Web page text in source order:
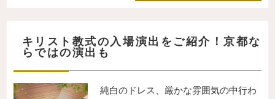
キリスト教式の入場演出をご紹介！京都な
らではの演出も
純白のドレス、厳かな雰囲気の中行わ